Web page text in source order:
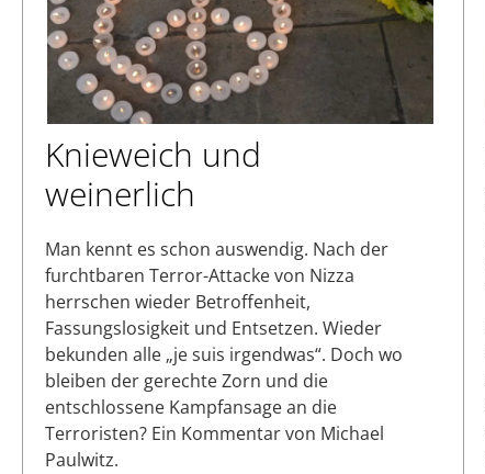
Knieweich und
weinerlich
Man kennt es schon auswendig. Nach der
furchtbaren Terror-Attacke von Nizza
herrschen wieder Betroffenheit,
Fassungslosigkeit und Entsetzen. Wieder
bekunden alle „je suis irgendwas“. Doch wo
bleiben der gerechte Zorn und die
entschlossene Kampfansage an die
Terroristen? Ein Kommentar von Michael
Paulwitz.